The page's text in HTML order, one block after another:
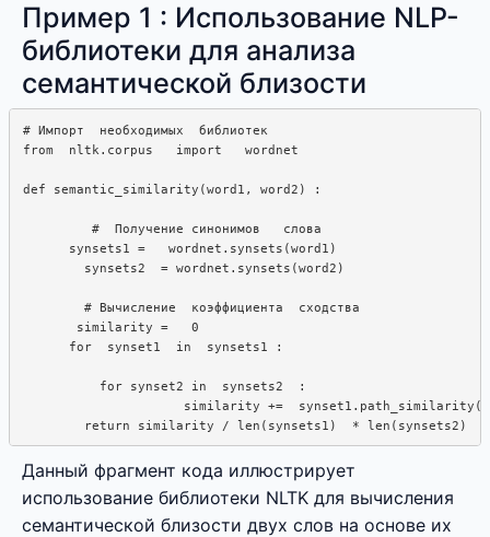
Пример 1 : Использование NLP-
библиотеки для анализа
семантической близости
# Импорт  необходимых  библиотек
from  nltk.corpus   import   wordnet
def semantic_similarity(word1, word2) :
         #  Получение синонимов   слова
      synsets1 =   wordnet.synsets(word1)
        synsets2  = wordnet.synsets(word2)
        # Вычисление  коэффициента  сходства
       similarity =   0
      for  synset1  in  synsets1 :
          for synset2 in  synsets2  :
similarity +=
Данный фрагмент кода иллюстрирует
использование библиотеки NLTK для вычисления
семантической близости двух слов на основе их